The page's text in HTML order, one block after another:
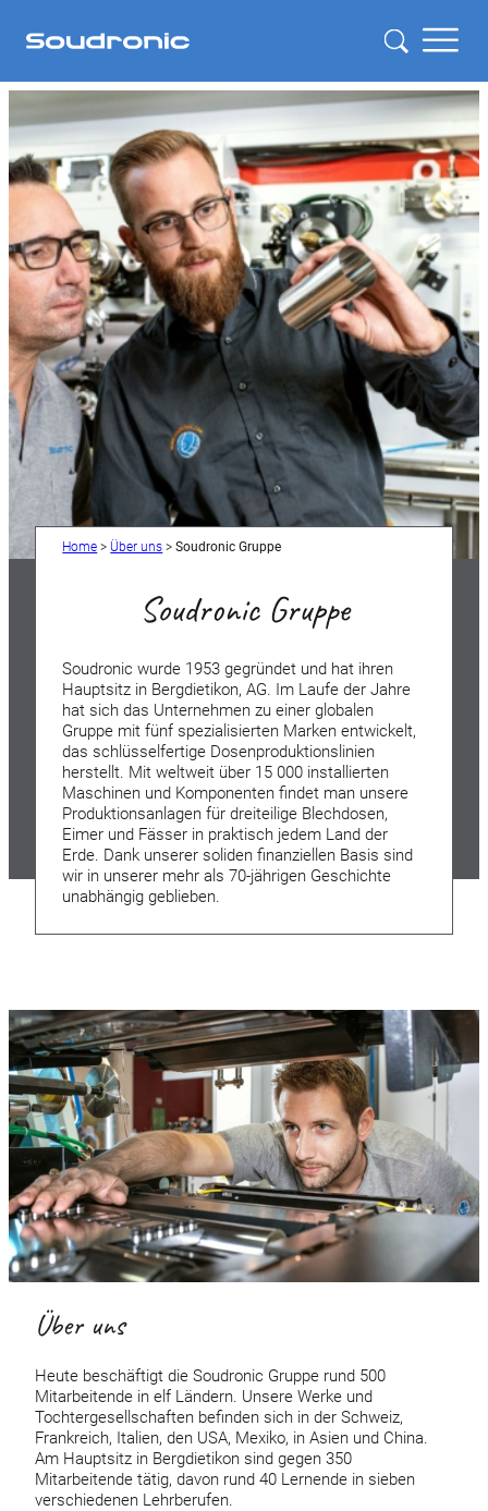
Home > Über uns >Soudronic Gruppe
Soudronic Gruppe
Soudronic wurde 1953 gegründet und hat ihren
Hauptsitz in Bergdietikon, AG. Im Laufe der Jahre
hat sich das Unternehmen zu einer globalen
Gruppe mit fünf spezialisierten Marken entwickelt,
das schlüsselfertige Dosenproduktionslinien
herstellt. Mit weltweit über 15 000 installierten
Maschinen und Komponenten findet man unsere
Produktionsanlagen für dreiteilige Blechdosen,
Eimer und Fässer in praktisch jedem Land der
Erde. Dank unserer soliden finanziellen Basis sind
wir in unserer mehr als 70-jährigen Geschichte
unabhängig geblieben.
Über uns
Heute beschäftigt die Soudronic Gruppe rund 500
Mitarbeitende in elf Ländern. Unsere Werke und
Tochtergesellschaften befinden sich in der Schweiz,
Frankreich, Italien, den USA, Mexiko, in Asien und China.
Am Hauptsitz in Bergdietikon sind gegen 350
Mitarbeitende tätig, davon rund 40 Lernende in sieben
verschiedenen Lehrberufen.